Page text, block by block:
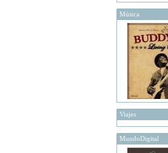
Música
Viajes
MundoDigital